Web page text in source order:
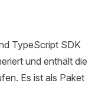
TypeScript SDK
und enthält die
Es ist als Paket